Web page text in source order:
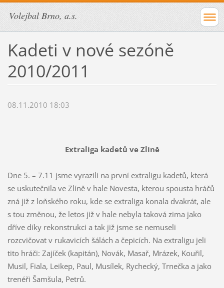
Volejbal Brno, a.s.
Kadeti v nové sezóně
2010/2011
08.11.2010 18:03
Extraliga kadetů ve Zlíně
Dne 5. – 7.11 jsme vyrazili na první extraligu kadetů, která
se uskutečnila ve Zlíně v hale Novesta, kterou spousta hráčů
zná již z loňského roku, kde se extraliga konala dvakrát, ale
s tou změnou, že letos již v hale nebyla taková zima jako
dříve díky rekonstrukci a tak již jsme se nemuseli
rozcvičovat v rukavicích šálách a čepicích. Na extraligu jeli
tito hráči: Zajíček (kapitán), Novák, Masař, Mrázek, Kouřil,
Musil, Fiala, Leikep, Paul, Musílek, Rychecký, Trnečka a jako
trenéři Šamšula, Petrů.